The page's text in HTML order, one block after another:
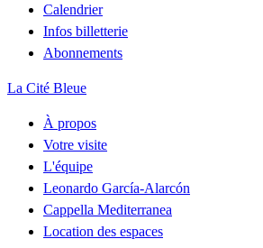
Calendrier
Infos billetterie
Abonnements
La Cité Bleue
À propos
Votre visite
L'équipe
Leonardo García-Alarcón
Cappella Mediterranea
Location des espaces